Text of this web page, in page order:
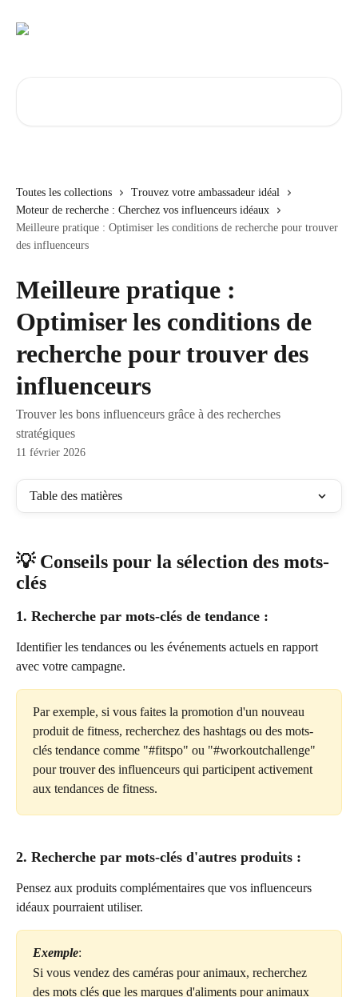
Toutes les collections
Trouvez votre ambassadeur idéal
Moteur de recherche : Cherchez vos influenceurs idéaux
Meilleure pratique : Optimiser les conditions de recherche pour trouver
des influenceurs
Meilleure pratique :
Optimiser les conditions de
recherche pour trouver des
influenceurs
Trouver les bons influenceurs grâce à des recherches
stratégiques
11 février 2026
Table des matières
💡 Conseils pour la sélection des mots-
clés
1. Recherche par mots-clés de tendance :
Identifier les tendances ou les événements actuels en rapport
avec votre campagne.
Par exemple, si vous faites la promotion d'un nouveau
produit de fitness, recherchez des hashtags ou des mots-
clés tendance comme "#fitspo" ou "#workoutchallenge"
pour trouver des influenceurs qui participent activement
aux tendances de fitness.
2. Recherche par mots-clés d'autres produits :
Pensez aux produits complémentaires que vos influenceurs
idéaux pourraient utiliser.
Exemple:
Si vous vendez des caméras pour animaux, recherchez
des mots clés que les marques d'aliments pour animaux